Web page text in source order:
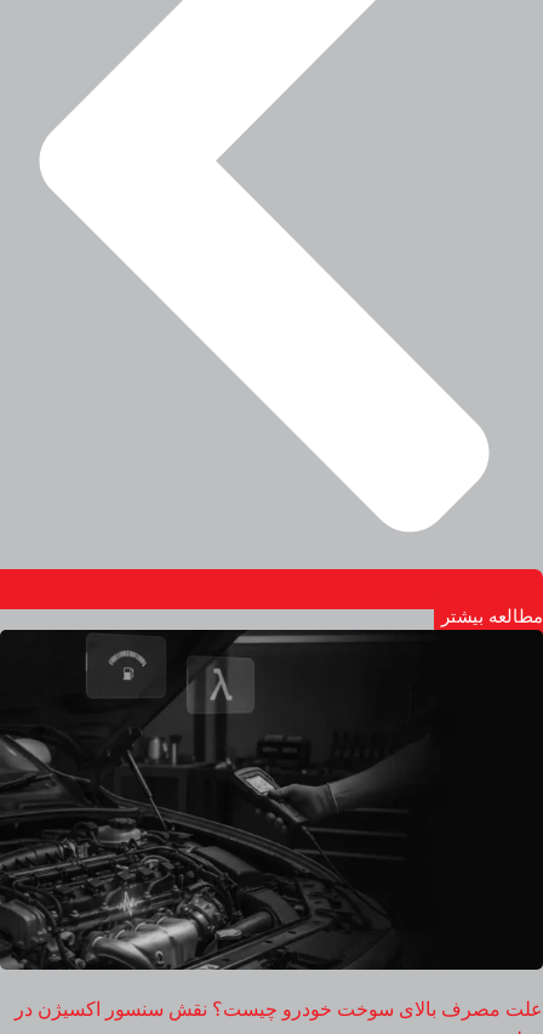
مطالعه بیشتر
علت مصرف بالای سوخت خودرو چیست؟ نقش سنسور اکسیژن در